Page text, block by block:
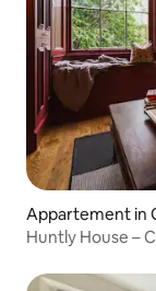
Appartement in
Huntly House –